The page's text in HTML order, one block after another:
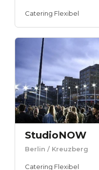
Catering Flexibel
StudioNOW
Berlin / Kreuzberg
Catering Flexibel